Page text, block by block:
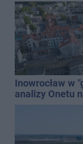
Inowrocław w
analizy Onetu